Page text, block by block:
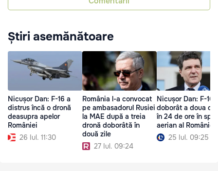
Știri asemănătoare
Nicușor Dan: F-16 a
distrus încă o dronă
deasupra apelor
României
26 Iul. 11:30
România l-a convocat
pe ambasadorul Rusiei
la MAE după a treia
dronă doborâtă în
două zile
27 Iul. 09:24
Nicușor Dan: F-16
doborât a doua
în 24 de ore în
aerian al României
25 Iul. 09:25